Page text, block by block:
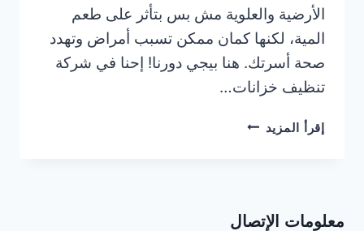
الأرضية والعلوية مش بس بتأثر على طعم
المية، لكنها كمان ممكن تسبب أمراض وتهدد
صحة أسرتك. هنا بيجي دورنا! إحنا في شركة
تنظيف خزانات…
إقرأ المزيد تنظيف
غسيل
معلومات الإتصال